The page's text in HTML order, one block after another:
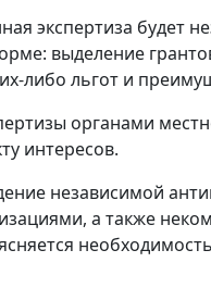
экспертиза будет
выделение
либо льгот и
органами
интересов.
независимой
а также